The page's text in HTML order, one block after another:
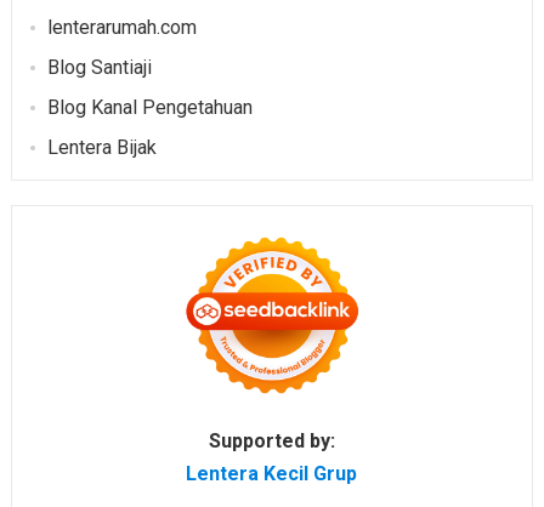
lenterarumah.com
Blog Santiaji
Blog Kanal Pengetahuan
Lentera Bijak
Supported by:
Lentera Kecil Grup